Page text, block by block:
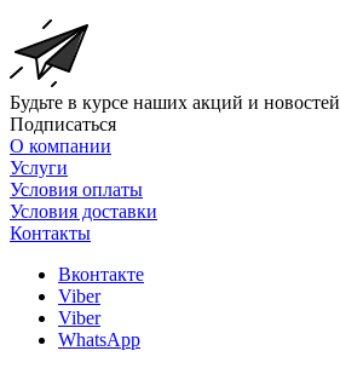
Будьте в курсе наших акций и новостей
Подписаться
О компании
Услуги
Условия оплаты
Условия доставки
Контакты
Вконтакте
Viber
Viber
WhatsApp